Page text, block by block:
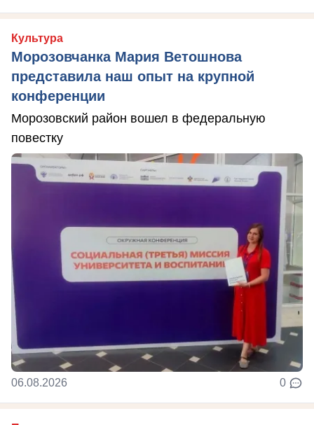
Культура
Морозовчанка Мария Ветошнова
представила наш опыт на крупной
конференции
Морозовский район вошел в федеральную
повестку
06.08.2026 0